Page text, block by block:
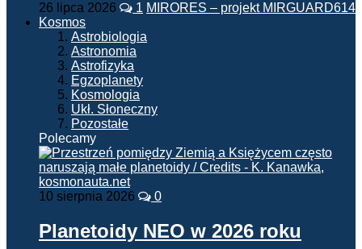
26 lipca 2026 1 MIRORES – projekt MIRGUARD614
Kosmos
Astrobiologia
Astronomia
Astrofizyka
Egzoplanety
Kosmologia
Ukł. Słoneczny
Pozostałe
Polecamy
10 sierpnia 2026 0
Planetoidy NEO w 2026 roku